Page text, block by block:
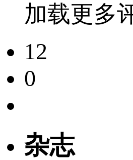
加载更多
12
0
杂志